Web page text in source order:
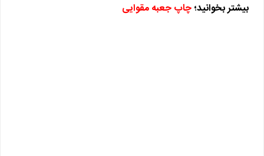
بیشتر بخوانید؛چاپ جعبه مقوایی